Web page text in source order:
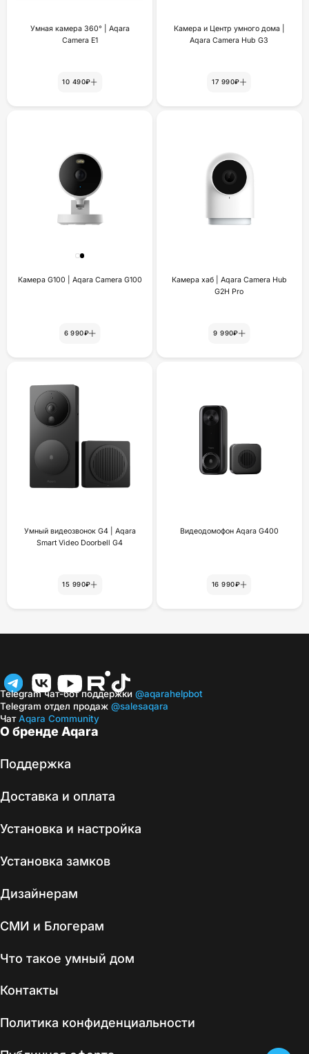
Умная камера 360° | Aqara
Camera E1
10 490₽
Камера и Центр умного дома |
Aqara Camera Hub G3
17 990₽
Камера G100 | Aqara Camera G100
6 990₽
Камера хаб | Aqara Camera Hub
G2H Pro
9 990₽
Умный видеозвонок G4 | Aqara
Smart Video Doorbell G4
15 990₽
Видеодомофон Aqara G400
16 990₽
О бренде Aqara
Поддержка
Доставка и оплата
Установка и настройка
Установка замков
Дизайнерам
СМИ и Блогерам
Что такое умный дом
Контакты
Политика конфиденциальности
Telegram чат-бот поддержки @aqarahelpbot
Telegram отдел продаж @salesaqara
ЧатAqara Community